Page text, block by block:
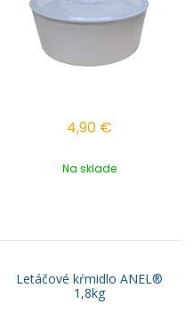
4,90 €
Na sklade
Letáčové kŕmidlo ANEL®
1,8kg